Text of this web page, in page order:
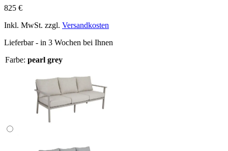
825 €
Inkl. MwSt. zzgl. Versandkosten
Lieferbar - in 3 Wochen bei Ihnen
Farbe: pearl grey